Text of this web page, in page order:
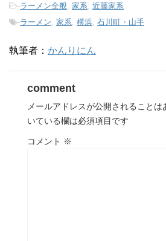
-ラーメン全般 家系 近藤家系
-ラーメン 家系 横浜 石川町・山手
執筆者： かんりにん
comment
メールアドレスが公開されることは
いている欄は必須項目です
コメント ※